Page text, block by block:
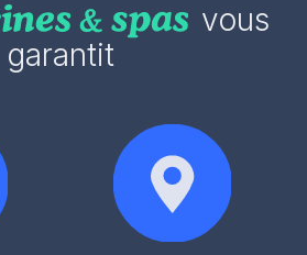
vous
garantit